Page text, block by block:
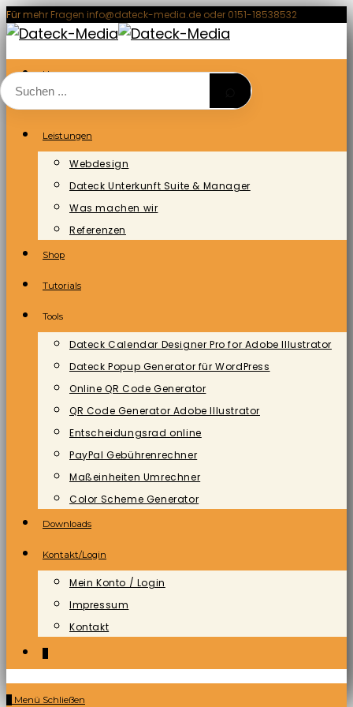
Zum
Inhalt
springen
Für mehr Fragen info@dateck-media.de oder 0151-18538532
Home
Leistungen
Webdesign
Dateck Unterkunft Suite & Manager
Was machen wir
Referenzen
Shop
Tutorials
Tools
Dateck Calendar Designer Pro for Adobe Illustrator
Dateck Popup Generator für WordPress
Online QR Code Generator
QR Code Generator Adobe Illustrator
Entscheidungsrad online
PayPal Gebührenrechner
Maßeinheiten Umrechner
Color Scheme Generator
Downloads
Kontakt/Login
Mein Konto / Login
Impressum
Kontakt
Menü Schließen